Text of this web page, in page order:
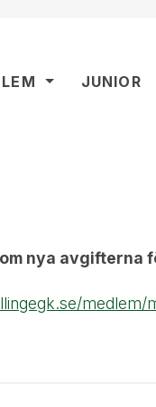
JUNIOR
nya avgifterna
medlem/